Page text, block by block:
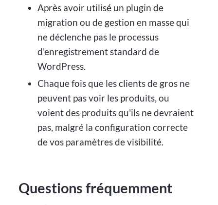
Après avoir utilisé un plugin de
migration ou de gestion en masse qui
ne déclenche pas le processus
d'enregistrement standard de
WordPress.
Chaque fois que les clients de gros ne
peuvent pas voir les produits, ou
voient des produits qu'ils ne devraient
pas, malgré la configuration correcte
de vos paramètres de visibilité.
Questions fréquemment